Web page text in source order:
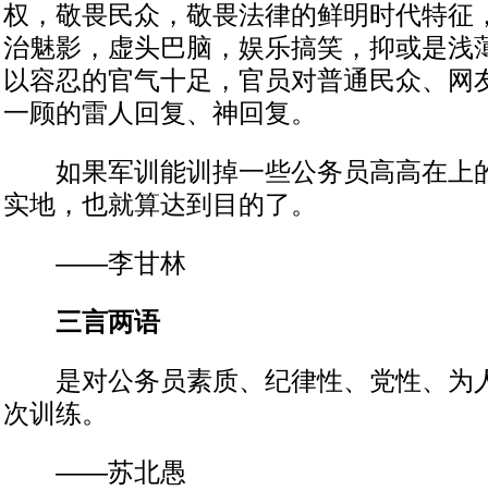
权，敬畏民众，敬畏法律的鲜明时代特征
治魅影，虚头巴脑，娱乐搞笑，抑或是浅
以容忍的官气十足，官员对普通民众、网
一顾的雷人回复、神回复。
如果军训能训掉一些公务员高高在上
实地，也就算达到目的了。
——李甘林
三言两语
是对公务员素质、纪律性、党性、为
次训练。
——苏北愚